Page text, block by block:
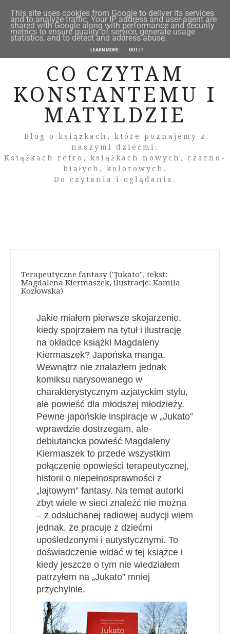
CO CZYTAM
KONSTANTEMU I
MATYLDZIE
Blog o książkach, które poznajemy z
naszymi dziećmi.
Książkach retro, książkach nowych, czarno-
białych, kolorowych.
Do czytania i oglądania.
Terapeutyczne fantasy ("Jukato", tekst:
Magdalena Kiermaszek, ilustracje: Kamila
Kozłowska)
Jakie miałem pierwsze skojarzenie,
kiedy spojrzałem na tytuł i ilustrację
na okładce książki Magdaleny
Kiermaszek? Japońska manga.
Wewnątrz nie znalazłem jednak
komiksu narysowanego w
charakterystycznym azjatyckim stylu,
ale powieść dla młodszej młodzieży.
Pewne japońskie inspiracje w „Jukato”
wprawdzie dostrzegam, ale
debiutancka powieść Magdaleny
Kiermaszek to przede wszystkim
połączenie opowieści terapeutycznej,
historii o niepełnosprawności z
„lajtowym” fantasy. Na temat autorki
zbyt wiele w sieci znaleźć nie można
– z odsłuchanej radiowej audycji wiem
jednak, że pracuje z dziećmi
upośledzonymi i autystycznymi. To
doświadczenie widać w tej książce i
kiedy jeszcze o tym nie wiedziałem
patrzyłem na „Jukato” mniej
przychylnie.
This site uses cookies from Google to deliver its services
and to analyze traffic. Your IP address and user-agent are
shared with Google along with performance and security
metrics to ensure quality of service, generate usage
statistics, and to detect and address abuse.
LEARN MORE GOT IT